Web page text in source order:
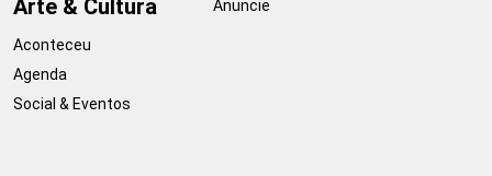
Arte & Cultura
Aconteceu
Agenda
Social & Eventos
Anuncie